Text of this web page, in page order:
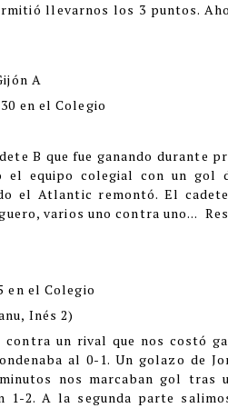
llevarnos los 3 puntos.
A
en el Colegio
B que fue ganando durante
el equipo colegial con un gol
el Atlantic remontó. El
varios uno contra uno...
en el Colegio
Inés 2)
un rival que nos costó
al 0-1. Un golazo de
nos marcaban gol tras
1-2. A la segunda parte